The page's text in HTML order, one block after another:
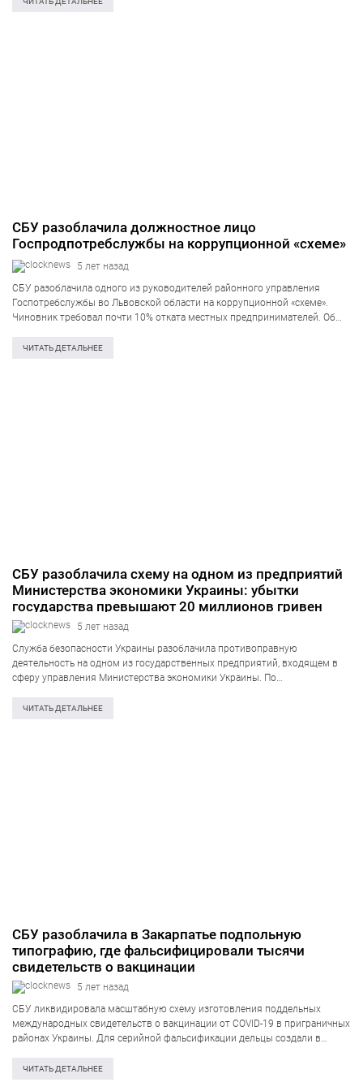
СБУ разоблачила должностное лицо
Госпродпотребслужбы на коррупционной «схеме»
5 лет назад
СБУ разоблачила одного из руководителей районного управления
Госпотребслужбы во Львовской области на коррупционной «схеме».
Чиновник требовал почти 10% отката местных предпринимателей. Об
«Задокументировано, что чиновник грозился «создать искусственные
ЧИТАТЬ ДЕТАЛЬНЕЕ
СБУ разоблачила схему на одном из предприятий
Министерства экономики Украины: убытки
государства превышают 20 миллионов гривен
5 лет назад
Служба безопасности Украины разоблачила противоправную
деятельность на одном из государственных предприятий, входящем в
сферу управления Министерства экономики Украины. По
ущерб более чем на 22 млн грн. Об этом информирует пресс-центр
ЧИТАТЬ ДЕТАЛЬНЕЕ
СБУ разоблачила в Закарпатье подпольную
типографию, где фальсифицировали тысячи
свидетельств о вакцинации
5 лет назад
СБУ ликвидировала масштабную схему изготовления поддельных
международных свидетельств о вакцинации от COVID-19 в приграничных
районах Украины. Для серийной фальсификации дельцы создали в
информирует пресс-служба Службы безопасности Украины.
ЧИТАТЬ ДЕТАЛЬНЕЕ